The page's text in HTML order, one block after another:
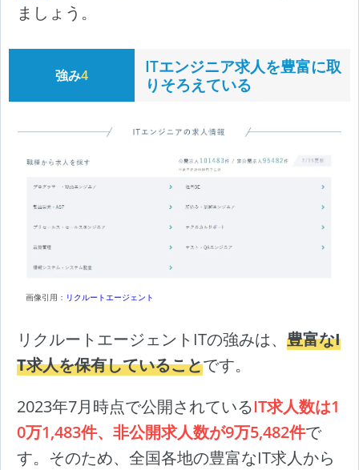
ましょう。
強み4
ITエンジニア求人を豊富に取
りそろえている
画像引用： リクルートエージェント
リクルートエージェントITの強みは、 豊富なI
T求人を保有していることです。
2023年7月時点で公開されているIT求人数は1
0万1,483件、非公開求人数が9万5,482件で
す。そのため、全国各地の豊富なIT求人から